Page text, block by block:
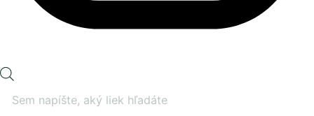
search